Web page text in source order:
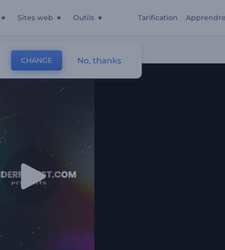
Sites web Outils Tarification Apprendre
CHANGE No, thanks